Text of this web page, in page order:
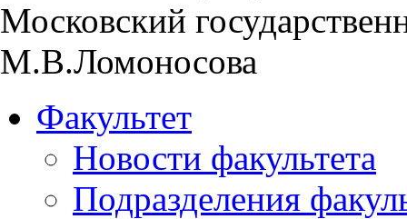
Московский
М.В.Ломоносова
Факультет
Новости факультета
Подразделения